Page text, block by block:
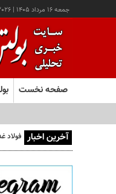
جمعه ۱۶ مرداد ۱۴۰۵ |
صفحه نخست
آخرین اخبار فولاد